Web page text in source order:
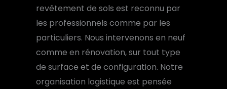
revêtement de sols est reconnu par
les professionnels comme par les
particuliers. Nous intervenons en neuf
comme en rénovation, sur tout type
de surface et de configuration. Notre
organisation logistique est pensée